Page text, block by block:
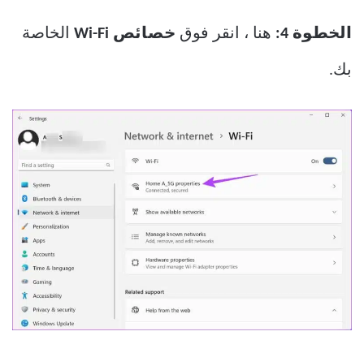
الخطوة 4: هنا ، انقر فوق خصائص Wi-Fi الخاصة
بك.